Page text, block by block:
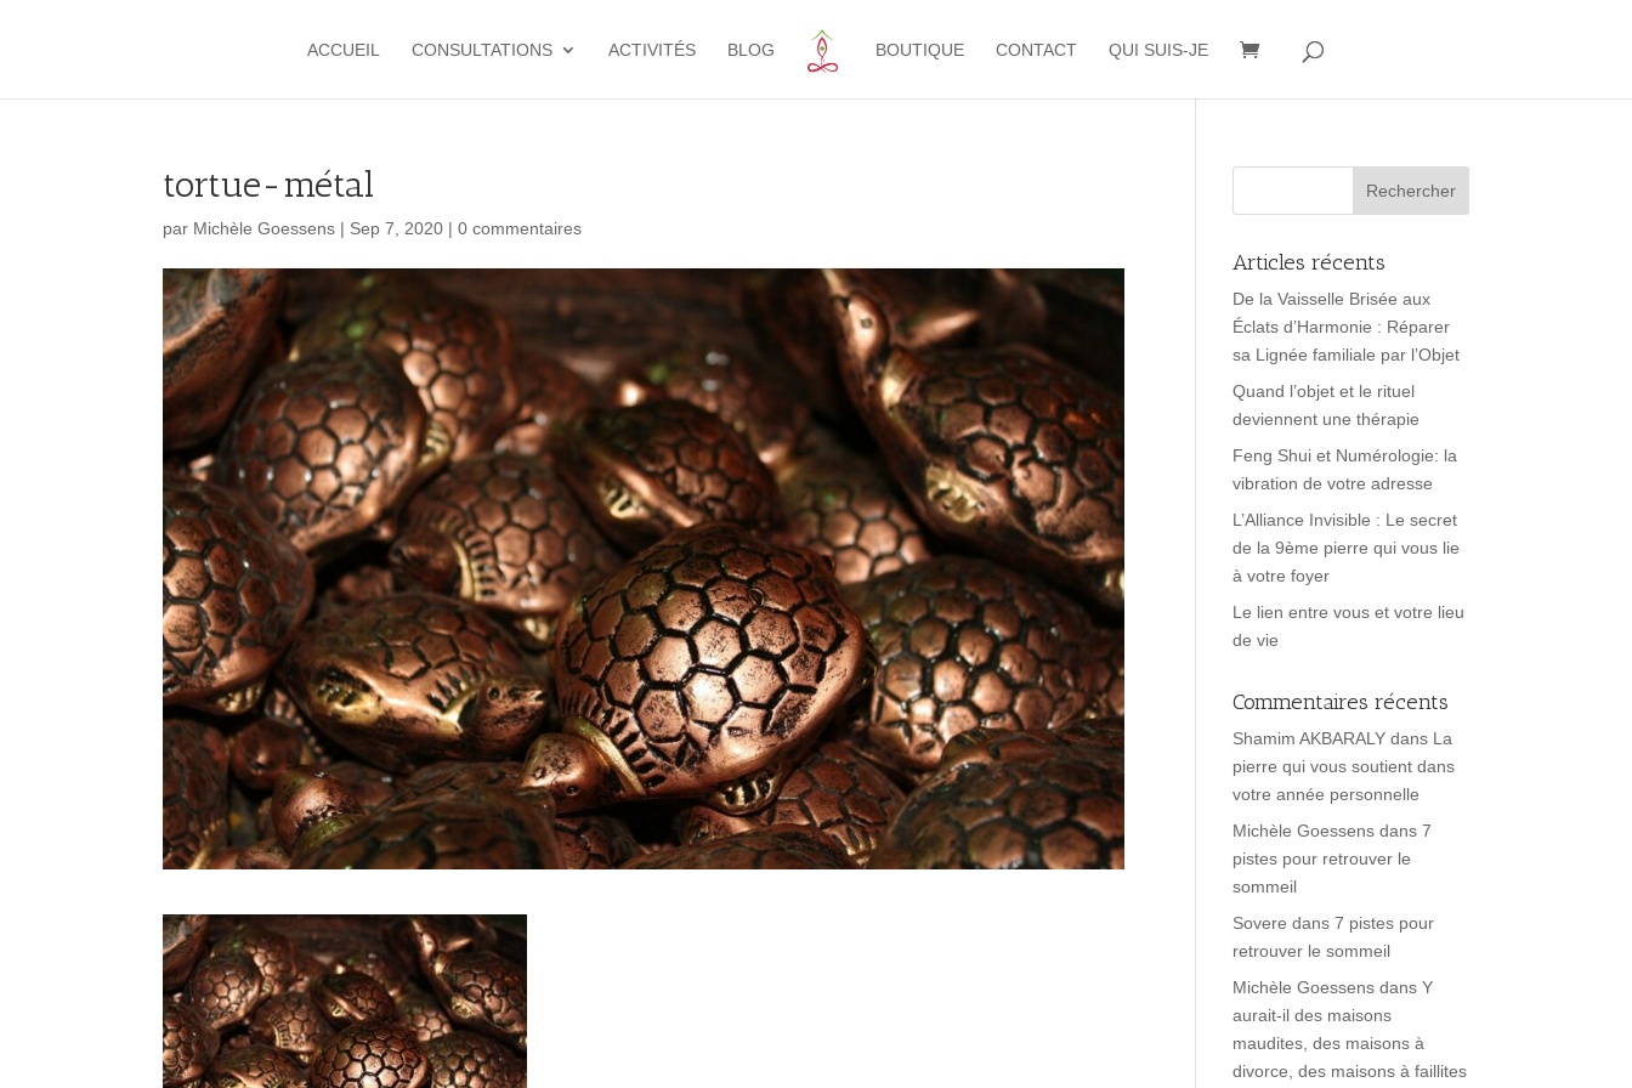
ACCUEIL CONSULTATIONS ACTIVITÉS BLOG BOUTIQUE CONTACT QUI SUIS-JE
tortue-métal
par Michèle Goessens | Sep 7, 2020 |0 commentaires
Articles récents
De la Vaisselle Brisée aux
Éclats d’Harmonie : Réparer
sa Lignée familiale par l’Objet
Quand l’objet et le rituel
deviennent une thérapie
Feng Shui et Numérologie: la
vibration de votre adresse
L’Alliance Invisible : Le secret
de la 9ème pierre qui vous lie
à votre foyer
Le lien entre vous et votre lieu
de vie
Commentaires récents
Shamim AKBARALY dans La
pierre qui vous soutient dans
votre année personnelle
Michèle Goessens dans7
pistes pour retrouver le
sommeil
Sovere dans7 pistes pour
retrouver le sommeil
Michèle Goessens dansY
aurait-il des maisons
maudites, des maisons à
divorce, des maisons à faillites